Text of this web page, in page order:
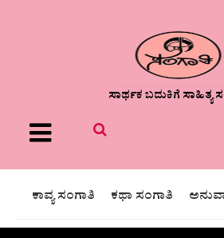
ಸಾರ್ಥಕ ಬದುಕಿಗೆ ಸಾಹಿತ್ಯ
Menu
ಕಾವ್ಯ ಸಂಗಾತಿ ಕಥಾ ಸಂಗಾತಿ